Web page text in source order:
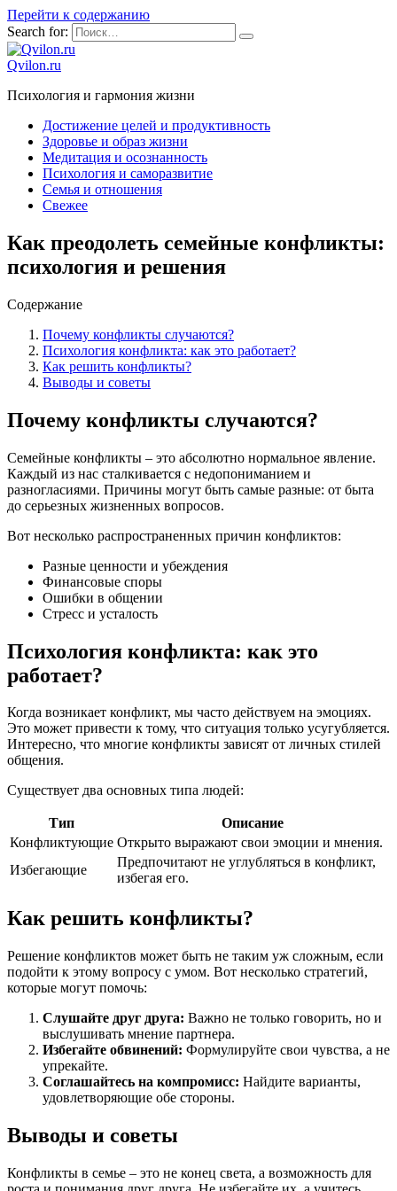
Перейти к содержанию
Search for:
Qvilon.ru
Психология и гармония жизни
Достижение целей и продуктивность
Здоровье и образ жизни
Медитация и осознанность
Психология и саморазвитие
Семья и отношения
Свежее
Как преодолеть семейные конфликты:
психология и решения
Содержание
Почему конфликты случаются?
Психология конфликта: как это работает?
Как решить конфликты?
Выводы и советы
Почему конфликты случаются?
Семейные конфликты – это абсолютно нормальное явление.
Каждый из нас сталкивается с недопониманием и
разногласиями. Причины могут быть самые разные: от быта
до серьезных жизненных вопросов.
Вот несколько распространенных причин конфликтов:
Разные ценности и убеждения
Финансовые споры
Ошибки в общении
Стресс и усталость
Психология конфликта: как это
работает?
Когда возникает конфликт, мы часто действуем на эмоциях.
Это может привести к тому, что ситуация только усугубляется.
Интересно, что многие конфликты зависят от личных стилей
общения.
Существует два основных типа людей:
Тип
Описание
Конфликтующие Открыто выражают свои эмоции и мнения.
Избегающие
Предпочитают не углубляться в конфликт,
избегая его.
Как решить конфликты?
Решение конфликтов может быть не таким уж сложным, если
подойти к этому вопросу с умом. Вот несколько стратегий,
которые могут помочь:
Слушайте друг друга: Важно не только говорить, но и
выслушивать мнение партнера.
Избегайте обвинений: Формулируйте свои чувства, а не
упрекайте.
Соглашайтесь на компромисс: Найдите варианты,
удовлетворяющие обе стороны.
Выводы и советы
Конфликты в семье – это не конец света, а возможность для